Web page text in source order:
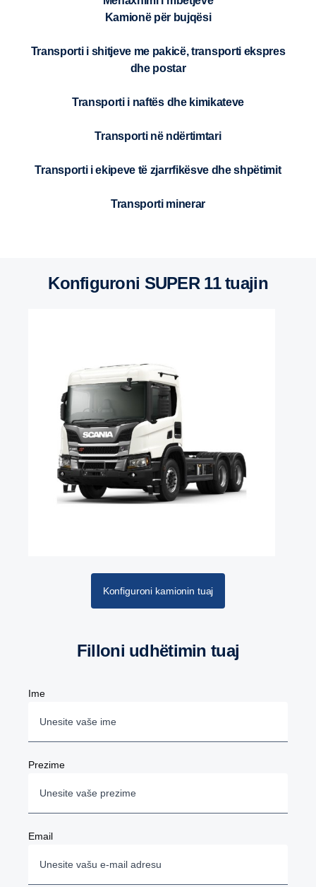
Kamionë për bujqësi
Transporti i shitjeve me pakicë, transporti ekspres
dhe postar
Transporti i naftës dhe kimikateve
Transporti në ndërtimtari
Transporti i ekipeve të zjarrfikësve dhe shpëtimit
Transporti minerar
Konfiguroni SUPER 11 tuajin
Konfiguroni kamionin tuaj
Filloni udhëtimin tuaj
Ime
Prezime
Email